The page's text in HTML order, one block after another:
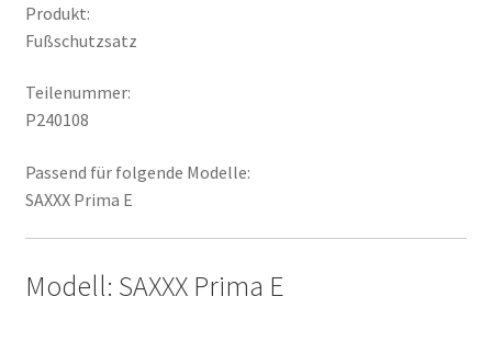
Produkt:
Fußschutzsatz
Teilenummer:
P240108
Passend für folgende Modelle:
SAXXX Prima E
Modell: SAXXX Prima E